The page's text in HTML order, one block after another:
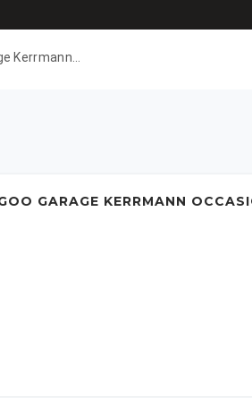
Kerrmann...
GARAGE KERRMANN